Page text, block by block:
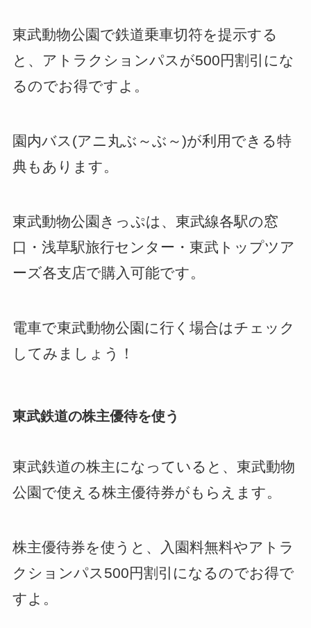
東武動物公園で鉄道乗車切符を提示する
と、アトラクションパスが500円割引にな
るのでお得ですよ。
園内バス(アニ丸ぶ～ぶ～)が利用できる特
典もあります。
東武動物公園きっぷは、東武線各駅の窓
口・浅草駅旅行センター・東武トップツア
ーズ各支店で購入可能です。
電車で東武動物公園に行く場合はチェック
してみましょう！
東武鉄道の株主優待を使う
東武鉄道の株主になっていると、東武動物
公園で使える株主優待券がもらえます。
株主優待券を使うと、入園料無料やアトラ
クションパス500円割引になるのでお得で
すよ。